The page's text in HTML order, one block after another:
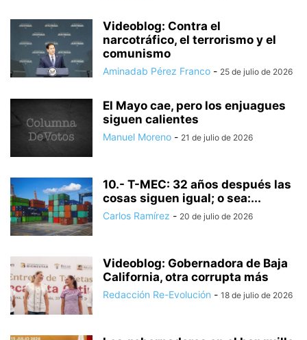
Videoblog: Contra el
narcotráfico, el terrorismo y el
comunismo
Aminadab Pérez Franco - 25 de julio de 2026
El Mayo cae, pero los enjuagues
siguen calientes
Manuel Moreno - 21 de julio de 2026
10.- T-MEC: 32 años después las
cosas siguen igual; o sea:...
Carlos Ramírez - 20 de julio de 2026
Videoblog: Gobernadora de Baja
California, otra corrupta más
Redacción Re-Evolución - 18 de julio de 2026